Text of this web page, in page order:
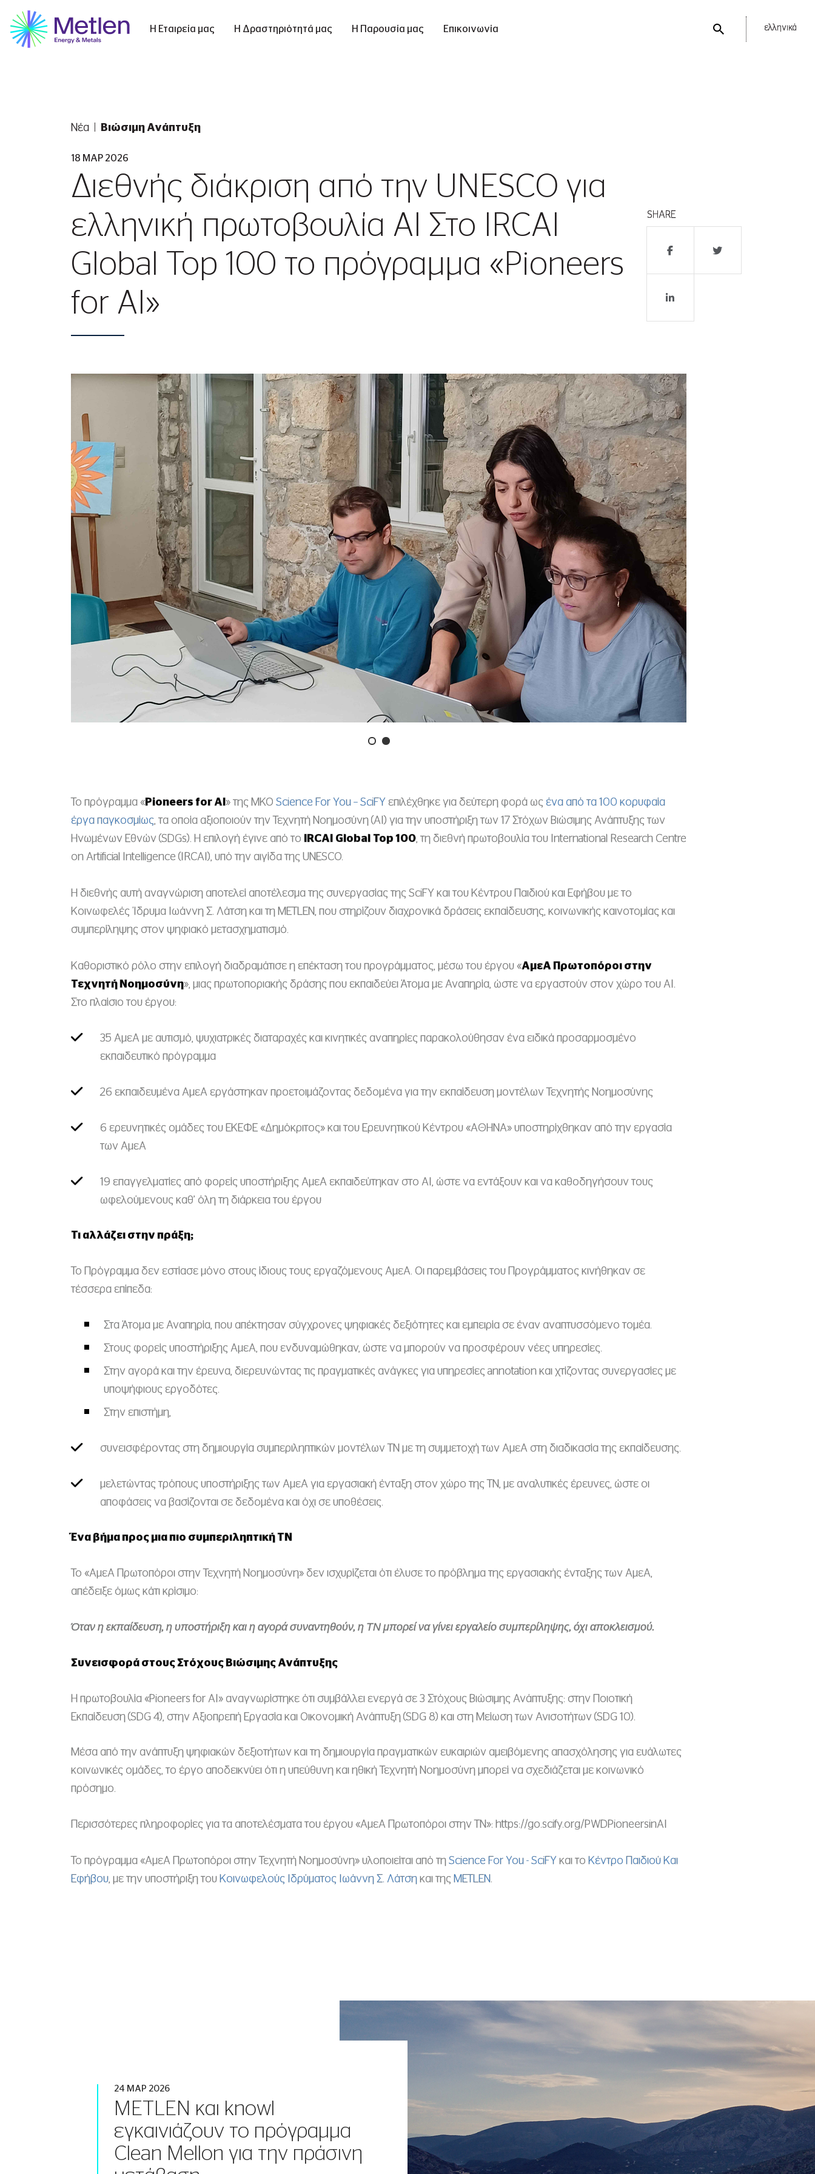
Η Εταιρεία μας Η Δραστηριότητά μας Η Παρουσία μας Επικοινωνία ελληνικά
Νέα Βιώσιμη Ανάπτυξη
18 ΜΑΡ 2026
Διεθνής διάκριση από την UNESCO για
ελληνική πρωτοβουλία AI Στο IRCAI
Global Top 100 το πρόγραμμα «Pioneers
for AI»
SHARE
Το πρόγραμμα «Pioneers forAI» της MKO Science For You – SciFY επιλέχθηκε για δεύτερη φορά ως ένα από τα 100 κορυφαία
έργα παγκοσμίως, τα οποία αξιοποιούν την Τεχνητή Νοημοσύνη (AI) για την υποστήριξη των 17 Στόχων Βιώσιμης Ανάπτυξης των
Ηνωμένων Εθνών (SDGs). Η επιλογή έγινε από το IRCAI Global Top100, τη διεθνή πρωτοβουλία του International Research Centre
on Artificial Intelligence (IRCAI), υπό την αιγίδα της UNESCO.
Η διεθνής αυτή αναγνώριση αποτελεί αποτέλεσμα της συνεργασίας της SciFY και του Κέντρου Παιδιού και Εφήβου με το
Κοινωφελές Ίδρυμα Ιωάννη Σ. Λάτση και τη METLEN, που στηρίζουν διαχρονικά δράσεις εκπαίδευσης, κοινωνικής καινοτομίας και
συμπερίληψης στον ψηφιακό μετασχηματισμό.
Καθοριστικό ρόλο στην επιλογή διαδραμάτισε η επέκταση του προγράμματος, μέσω του έργου «ΑμεΑ Πρωτοπόροι στην
Τεχνητή Νοημοσύνη», μιας πρωτοποριακής δράσης που εκπαιδεύει Άτομα με Αναπηρία, ώστε να εργαστούν στον χώρο του AI.
Στο πλαίσιο του έργου:
35 ΑμεΑ με αυτισμό, ψυχιατρικές διαταραχές και κινητικές αναπηρίες παρακολούθησαν ένα ειδικά προσαρμοσμένο
εκπαιδευτικό πρόγραμμα
26 εκπαιδευμένα ΑμεΑ εργάστηκαν προετοιμάζοντας δεδομένα για την εκπαίδευση μοντέλων Τεχνητής Νοημοσύνης
6 ερευνητικές ομάδες του ΕΚΕΦΕ «Δημόκριτος» και του Ερευνητικού Κέντρου «ΑΘΗΝΑ» υποστηρίχθηκαν από την εργασία
των ΑμεΑ
19 επαγγελματίες από φορείς υποστήριξης ΑμεΑ εκπαιδεύτηκαν στο AI, ώστε να εντάξουν και να καθοδηγήσουν τους
ωφελούμενους καθ’ όλη τη διάρκεια του έργου
Τι αλλάζει στην πράξη;
Το Πρόγραμμα δεν εστίασε μόνο στους ίδιους τους εργαζόμενους ΑμεΑ. Οι παρεμβάσεις του Προγράμματος κινήθηκαν σε
τέσσερα επίπεδα:
Στα Άτομα με Αναπηρία, που απέκτησαν σύγχρονες ψηφιακές δεξιότητες και εμπειρία σε έναν αναπτυσσόμενο τομέα.
Στους φορείς υποστήριξης ΑμεΑ, που ενδυναμώθηκαν, ώστε να μπορούν να προσφέρουν νέες υπηρεσίες.
Στην αγορά και την έρευνα, διερευνώντας τις πραγματικές ανάγκες για υπηρεσίες annotation και χτίζοντας συνεργασίες με
υποψήφιους εργοδότες.
Στην επιστήμη,
συνεισφέροντας στη δημιουργία συμπεριληπτικών μοντέλων ΤΝ με τη συμμετοχή των ΑμεΑ στη διαδικασία της εκπαίδευσης.
μελετώντας τρόπους υποστήριξης των ΑμεΑ για εργασιακή ένταξη στον χώρο της ΤΝ, με αναλυτικές έρευνες, ώστε οι
αποφάσεις να βασίζονται σε δεδομένα και όχι σε υποθέσεις.
Ένα βήμα προς μια πιο συμπεριληπτική ΤΝ
Το «ΑμεΑ Πρωτοπόροι στην Τεχνητή Νοημοσύνη» δεν ισχυρίζεται ότι έλυσε το πρόβλημα της εργασιακής ένταξης των ΑμεΑ,
απέδειξε όμως κάτι κρίσιμο:
Όταν η εκπαίδευση, η υποστήριξη και η αγορά συναντηθούν, η ΤΝ μπορεί να γίνει εργαλείο συμπερίληψης, όχι αποκλεισμού.
Συνεισφορά στους Στόχους Βιώσιμης Ανάπτυξης
Η πρωτοβουλία «Pioneers for AI» αναγνωρίστηκε ότι συμβάλλει ενεργά σε 3 Στόχους Βιώσιμης Ανάπτυξης: στην Ποιοτική
Εκπαίδευση (SDG 4), στην Αξιοπρεπή Εργασία και Οικονομική Ανάπτυξη (SDG 8) και στη Μείωση των Ανισοτήτων (SDG 10).
Μέσα από την ανάπτυξη ψηφιακών δεξιοτήτων και τη δημιουργία πραγματικών ευκαιριών αμειβόμενης απασχόλησης για ευάλωτες
κοινωνικές ομάδες, το έργο αποδεικνύει ότι η υπεύθυνη και ηθική Τεχνητή Νοημοσύνη μπορεί να σχεδιάζεται με κοινωνικό
πρόσημο.
Περισσότερες πληροφορίες για τα αποτελέσματα του έργου «ΑμεΑ Πρωτοπόροι στην ΤΝ»: https://go.scify.org/PWDPioneersinAI
Το πρόγραμμα «ΑμεΑ Πρωτοπόροι στην Τεχνητή Νοημοσύνη» υλοποιείται από τη Science For You - SciFY και το Κέντρο Παιδιού Και
Εφήβου, με την υποστήριξη του Κοινωφελούς Ιδρύματος Ιωάννη Σ. Λάτση και της METLEN.
24 ΜΑΡ 2026
METLEN και knowl
εγκαινιάζουν το πρόγραμμα
Clean Mellon για την πράσινη